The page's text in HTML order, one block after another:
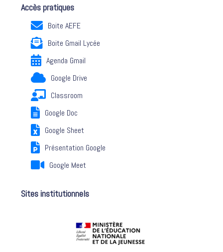
Accès pratiques
Boite AEFE
Boite Gmail Lycée
Agenda Gmail
Google Drive
Classroom
Google Doc
Google Sheet
Présentation Google
Google Meet
Sites institutionnels